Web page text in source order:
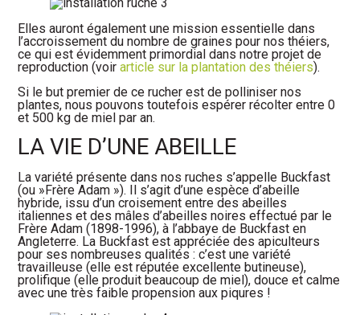
Elles auront également une mission essentielle dans
l’accroissement du nombre de graines pour nos théiers,
ce qui est évidemment primordial dans notre projet de
reproduction (voirarticle sur la plantation des théiers).
Si le but premier de ce rucher est de polliniser nos
plantes, nous pouvons toutefois espérer récolter entre 0
et 500 kg de miel par an.
LA VIE D’UNE ABEILLE
La variété présente dans nos ruches s’appelle Buckfast
(ou »Frère Adam »). Il s’agit d’une espèce d’abeille
hybride, issu d’un croisement entre des abeilles
italiennes et des mâles d’abeilles noires effectué par le
Frère Adam (1898-1996), à l’abbaye de Buckfast en
Angleterre. La Buckfast est appréciée des apiculteurs
pour ses nombreuses qualités : c’est une variété
travailleuse (elle est réputée excellente butineuse),
prolifique (elle produit beaucoup de miel), douce et calme
avec une très faible propension aux piqures !